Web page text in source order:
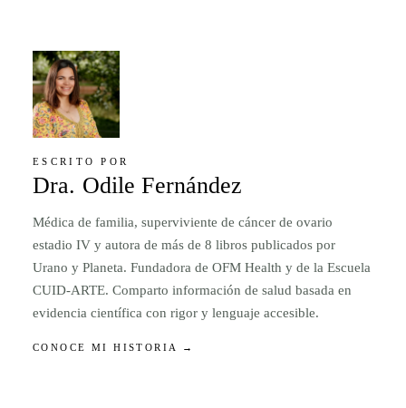
ESCRITO POR
Dra. Odile Fernández
Médica de familia, superviviente de cáncer de ovario
estadio IV y autora de más de 8 libros publicados por
Urano y Planeta. Fundadora de OFM Health y de la Escuela
CUID-ARTE. Comparto información de salud basada en
evidencia científica con rigor y lenguaje accesible.
CONOCE MI HISTORIA →